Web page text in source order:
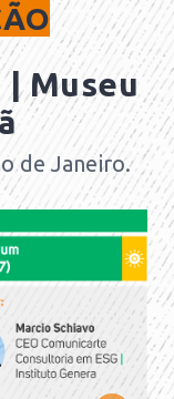
| Museu
de Janeiro.